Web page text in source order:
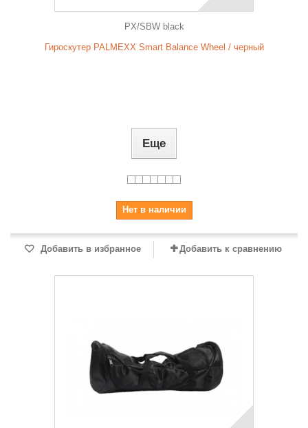
PX/SBW black
Гироскутер PALMEXX Smart Balance Wheel / черный
Еще
Нет в наличии
Добавить в избранное Добавить к сравнению